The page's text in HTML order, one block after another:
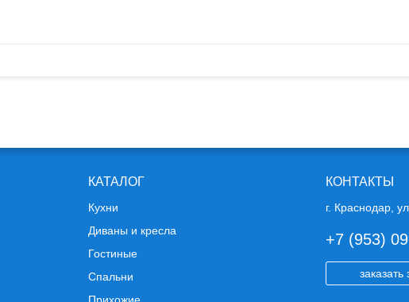
КАТАЛОГ
Кухни
Диваны и кресла
Гостиные
Спальни
КОНТАКТЫ
г. Краснодар,
+7 (953)
заказать